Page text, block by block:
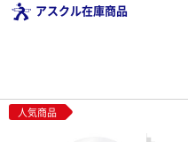
アスクル在庫商品
人気商品